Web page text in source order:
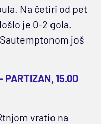
Na četiri od pet
je 0-2 gola.
još
PARTIZAN, 15.00
vratio na